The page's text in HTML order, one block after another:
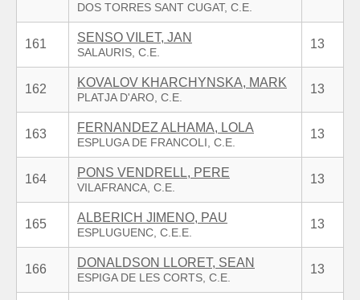
161 SENSO VILET, JAN 13
162 KOVALOV KHARCHYNSKA, MARK 13
163 FERNANDEZ ALHAMA, LOLA 13
164 PONS VENDRELL, PERE 13
165 ALBERICH JIMENO, PAU 13
166 DONALDSON LLORET, SEAN 13